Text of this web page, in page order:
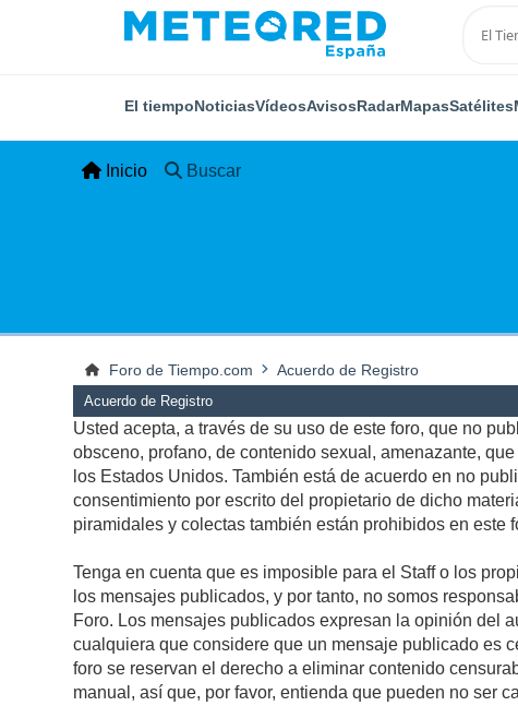
El tiempoNoticiasVídeosAvisosRadarMapasSatélites
Inicio Buscar
Foro de Tiempo.com Acuerdo de Registro
Acuerdo de Registro
Usted acepta, a través de su uso de este foro, que no
obsceno, profano, de contenido sexual, amenazante,
los Estados Unidos. También está de acuerdo en no
consentimiento por escrito del propietario de dicho
piramidales y colectas también están prohibidos en este
Tenga en cuenta que es imposible para el Staff o los
los mensajes publicados, y por tanto, no somos
Foro. Los mensajes publicados expresan la opinión del
cualquiera que considere que un mensaje publicado es
foro se reservan el derecho a eliminar contenido
manual, así que, por favor, entienda que pueden no ser